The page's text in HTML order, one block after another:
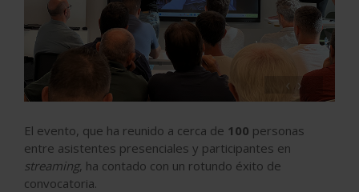
‹ ›
El evento, que ha reunido a cerca de 100 personas
entre asistentes presenciales y participantes en
streaming, ha contado con un rotundo éxito de
convocatoria.